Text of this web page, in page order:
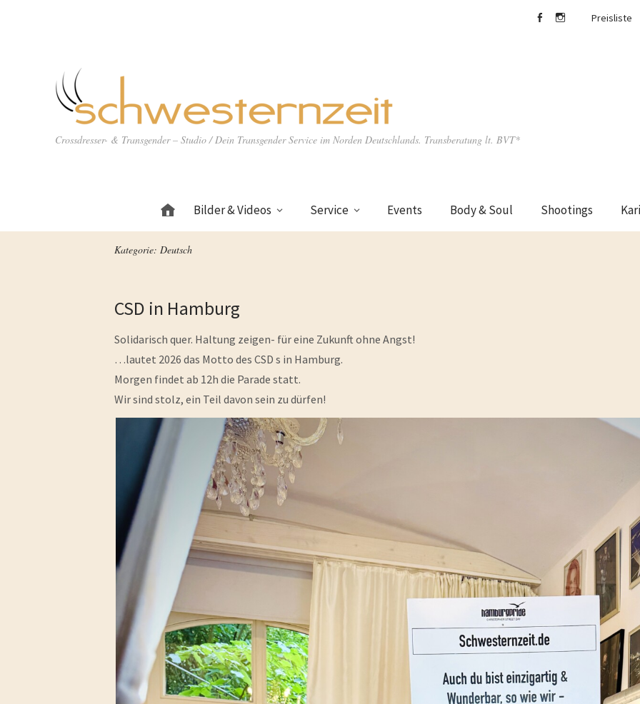
Preisliste
Crossdresser- & Transgender – Studio / Dein Transgender Service im Norden Deutschlands. Transberatung lt. BVT*
Bilder & Videos Service Events Body & Soul Shootings
Kategorie: Deutsch
CSD in Hamburg
Solidarisch quer. Haltung zeigen- für eine Zukunft ohne Angst!
…lautet 2026 das Motto des CSD s in Hamburg.
Morgen findet ab 12h die Parade statt.
Wir sind stolz, ein Teil davon sein zu dürfen!